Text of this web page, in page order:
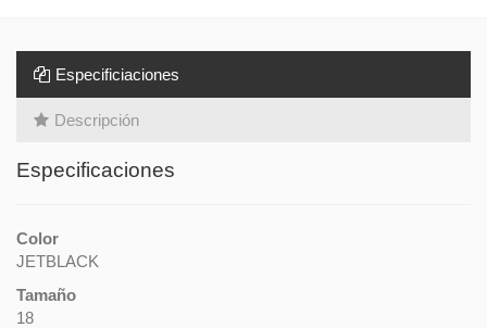
Especificiaciones
Descripción
Especificaciones
Color
JETBLACK
Tamaño
18